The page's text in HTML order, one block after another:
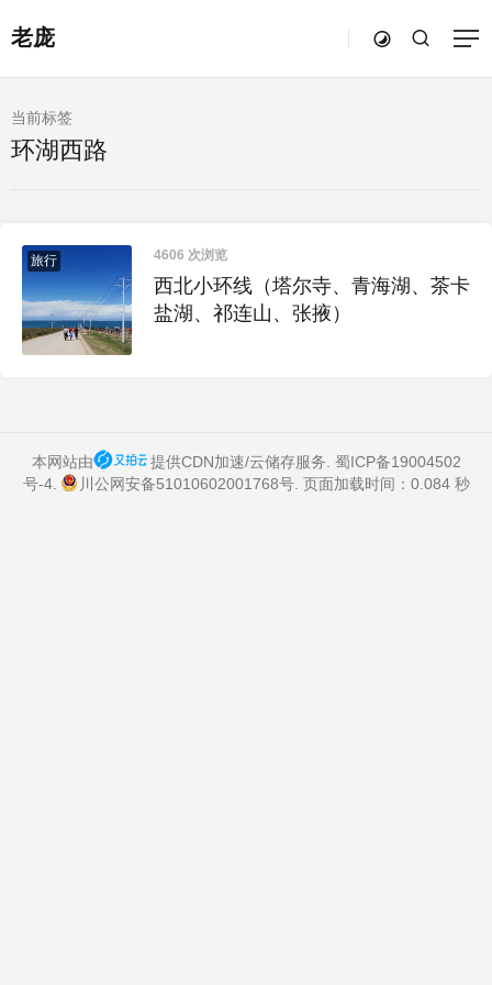
老庞
当前标签
环湖西路
旅行 4606 次浏览
西北小环线（塔尔寺、青海湖、茶卡
盐湖、祁连山、张掖）
本网站由 提供CDN加速/云储存服务. 蜀ICP备19004502
号-4. 川公网安备51010602001768号. 页面加载时间：0.084 秒